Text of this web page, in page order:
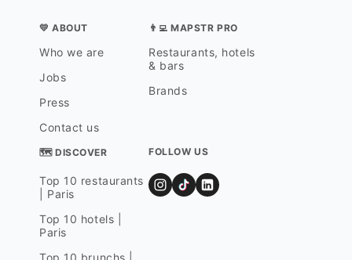
💛 ABOUT
Who we are
Jobs
Press
Contact us
👨‍💻 MAPSTR PRO
Restaurants, hotels
& bars
Brands
🗺 DISCOVER
Top 10 restaurants
| Paris
Top 10 hotels |
Paris
FOLLOW US